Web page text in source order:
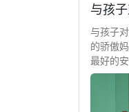
与孩子
的骄傲
最好的